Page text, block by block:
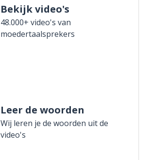
Bekijk video's
48.000+ video's van
moedertaalsprekers
Leer de woorden
Wij leren je de woorden uit de
video's